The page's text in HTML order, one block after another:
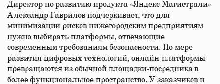
Директор по развитию продукта «Яндекс Магистрали»
Александр Гаврилов подчеркивает, что для
минимизации рисков нижегородским предприятиям
нужно выбирать платформы, отвечающие
современным требованиям безопасности. По мере
развития цифровых технологий, онлайн-платформы
превращаются из обычной площадки-посредника в
более функциональное пространство. У заказчиков и